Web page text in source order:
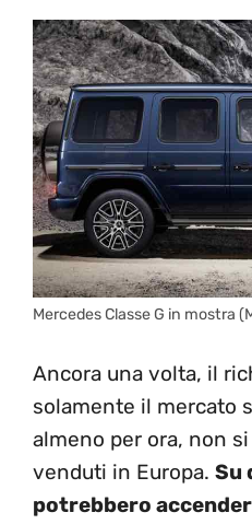
Mercedes Classe G in mostra
Ancora una volta, il
solamente il mercato
almeno per ora, non
venduti in Europa. Su
potrebbero